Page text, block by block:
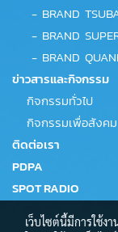
- BRAND
- BRAND
- BRAND
ข่าวสารและกิจกรรม
กิจกรรมทั่วไป
กิจกรรมเพื่อสังคม
ติดต่อเรา
PDPA
SPOT RADIO
เว็บไซต์นี้มีการใช้